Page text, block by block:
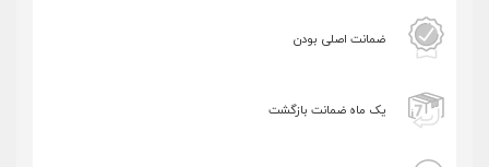
ضمانت اصلی بودن
یک ماه ضمانت بازگشت
تصاویر رسمی